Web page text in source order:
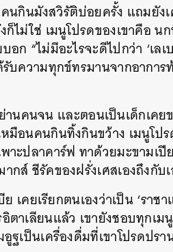
นกินมังสวิรัติบ่อยครั้ง แถมยัง
ไม่ใช่ เมนูโปรดของเขาคือ
ก “ไม่มีอะไรจะดีไปกว่า ‘เล
บความทุกข์ทรมานจากอาการ
านคนจน และตอนเป็นเด็กเคย
อนคนกินทิ้งกินขว้าง เมนูโป
าะปลาคาร์ฟ ทาด้วยมะขามเ
ส์ ชีรัคของฝรั่งเศสเองถึงกับ
เคยเรียกตนเองว่าเป็น ‘รา
าเลียนแล้ว เขายังชอบทุกเม
เป็นเครื่องดื่มที่เขาโปรดปร